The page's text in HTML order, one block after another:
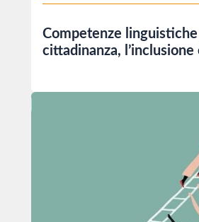
Competenze
cittadinanza,